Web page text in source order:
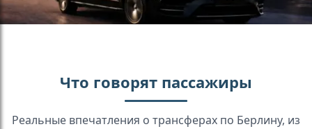
Что говорят пассажиры
Реальные впечатления о трансферах по Берлину, из